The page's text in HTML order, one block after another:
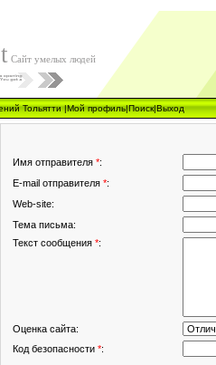
Сайт умелых людей
Тольятти|Мой профиль|Поиск|Выход
Имя отправителя *:
E-mail отправителя *:
Web-site:
Тема письма:
Текст сообщения *:
Оценка сайта:
Код безопасности *: